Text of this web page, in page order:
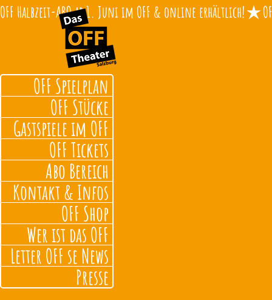
OFF Halbzeit-ABO ab 1. Juni im OFF & online erhältlich!
OFF Spielplan
OFF Stücke
Gastspiele im OFF
OFF Tickets
Abo Bereich
Kontakt & Infos
OFF Shop
Wer ist das OFF
Letter OFF se News
Presse